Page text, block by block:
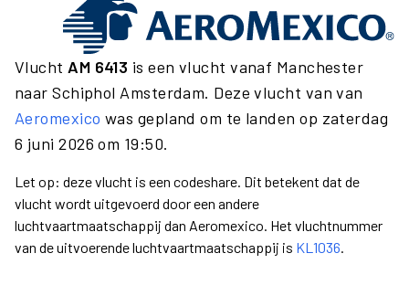
Vlucht AM 6413 is een vlucht vanaf Manchester
naar Schiphol Amsterdam. Deze vlucht van van
Aeromexico was gepland om te landen op zaterdag
6 juni 2026 om 19:50.
Let op: deze vlucht is een codeshare. Dit betekent dat de
vlucht wordt uitgevoerd door een andere
luchtvaartmaatschappij dan Aeromexico. Het vluchtnummer
van de uitvoerende luchtvaartmaatschappij is KL1036.